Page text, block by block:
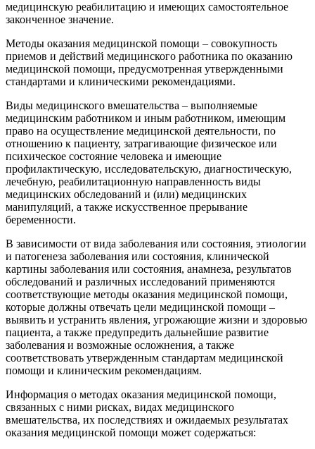
медицинскую реабилитацию и имеющих самостоятельное
законченное значение.
Методы оказания медицинской помощи – совокупность
приемов и действий медицинского работника по оказанию
медицинской помощи, предусмотренная утвержденными
стандартами и клиническими рекомендациями.
Виды медицинского вмешательства – выполняемые
медицинским работником и иным работником, имеющим
право на осуществление медицинской деятельности, по
отношению к пациенту, затрагивающие физическое или
психическое состояние человека и имеющие
профилактическую, исследовательскую, диагностическую,
лечебную, реабилитационную направленность виды
медицинских обследований и (или) медицинских
манипуляций, а также искусственное прерывание
беременности.
В зависимости от вида заболевания или состояния, этиологии
и патогенеза заболевания или состояния, клинической
картины заболевания или состояния, анамнеза, результатов
обследований и различных исследований применяются
соответствующие методы оказания медицинской помощи,
которые должны отвечать цели медицинской помощи –
выявить и устранить явления, угрожающие жизни и здоровью
пациента, а также предупредить дальнейшие развитие
заболевания и возможные осложнения, а также
соответствовать утвержденным стандартам медицинской
помощи и клиническим рекомендациям.
Информация о методах оказания медицинской помощи,
связанных с ними рисках, видах медицинского
вмешательства, их последствиях и ожидаемых результатах
оказания медицинской помощи может содержаться: